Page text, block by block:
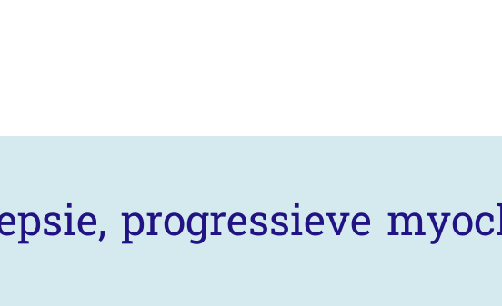
progressieve